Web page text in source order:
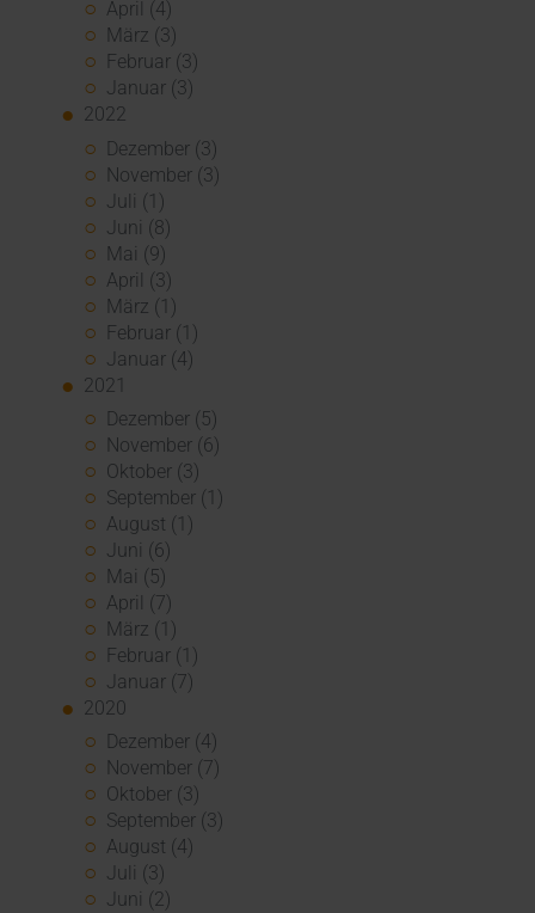
April (4)
März (3)
Februar (3)
Januar (3)
2022
Dezember (3)
November (3)
Juli (1)
Juni (8)
Mai (9)
April (3)
März (1)
Februar (1)
Januar (4)
2021
Dezember (5)
November (6)
Oktober (3)
September (1)
August (1)
Juni (6)
Mai (5)
April (7)
März (1)
Februar (1)
Januar (7)
2020
Dezember (4)
November (7)
Oktober (3)
September (3)
August (4)
Juli (3)
Juni (2)